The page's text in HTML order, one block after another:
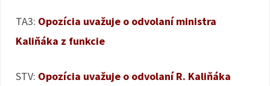
TA3: Opozícia uvažuje o odvolaní ministra
Kaliňáka z funkcie
STV: Opozícia uvažuje o odvolaní R. Kaliňáka